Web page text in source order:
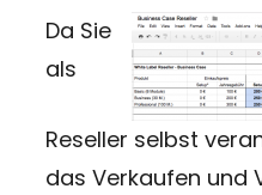
Da Sie
als
Reseller selbst
das Verkaufen und